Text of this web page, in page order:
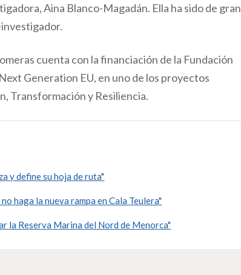
Aina Blanco-Magadán. Ella ha sido de gran
cuenta con la financiación de la Fundación
Generation EU, en uno de los proyectos
Transformación y Resiliencia.
y define su hoja de ruta"
haga la nueva rampa en Cala Teulera"
la Reserva Marina del Nord de Menorca"